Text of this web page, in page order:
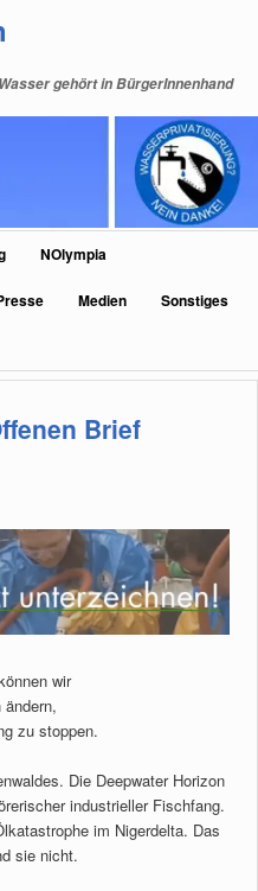
Wasser gehört in BürgerInnenhand
NOlympia
Medien Sonstiges
Brief
wir
ändern,
zu stoppen.
Die Deepwater Horizon
industrieller Fischfang.
im Nigerdelta. Das
sie nicht.